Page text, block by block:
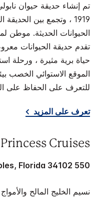
تم إنشاء حديقة حيوان
1919 ، وتجمع بين
الحيوانات الحديثة. موطن
تقدم حديقة الحيوانات
حياة برية مثيرة ، ورحلة
الموقع الاستوائي الخصب
للتعرف على الحفاظ على
تعرف على المزيد
Cruises
550 Port O Call Way, Naples, Florida 34102
نسيم الخليج المالح